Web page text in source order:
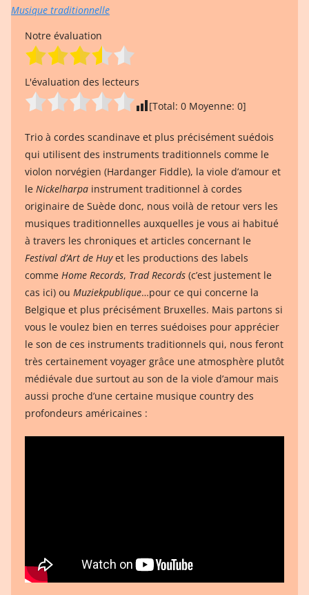
Musique traditionnelle
Notre évaluation
L'évaluation des lecteurs
[Total: 0 Moyenne: 0]
Trio à cordes scandinave et plus précisément suédois
qui utilisent des instruments traditionnels comme le
violon norvégien (Hardanger Fiddle), la viole d’amour et
le Nickelharpa instrument traditionnel à cordes
originaire de Suède donc, nous voilà de retour vers les
musiques traditionnelles auxquelles je vous ai habitué
à travers les chroniques et articles concernant le
Festival d’Art de Huyet les productions des labels
comme Home Records, Trad Records (c’est justement le
cas ici) ou Muziekpublique…pour ce qui concerne la
Belgique et plus précisément Bruxelles. Mais partons si
vous le voulez bien en terres suédoises pour apprécier
le son de ces instruments traditionnels qui, nous feront
très certainement voyager grâce une atmosphère plutôt
médiévale due surtout au son de la viole d’amour mais
aussi proche d’une certaine musique country des
profondeurs américaines :